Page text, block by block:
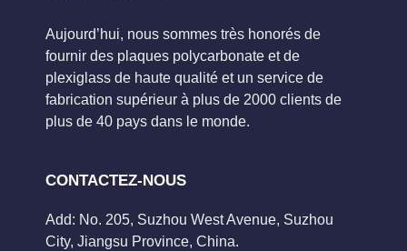
Aujourd’hui, nous sommes très honorés de
fournir des plaques polycarbonate et de
plexiglass de haute qualité et un service de
fabrication supérieur à plus de 2000 clients de
plus de 40 pays dans le monde.
CONTACTEZ-NOUS
Add: No. 205, Suzhou West Avenue, Suzhou
City, Jiangsu Province, China.